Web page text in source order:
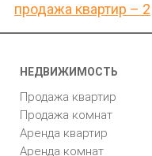
продажа квартир – 2
НЕДВИЖИМОСТЬ
Продажа квартир
Продажа комнат
Аренда квартир
Аренда комнат